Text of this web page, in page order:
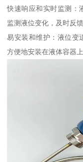
快速响应和实时监测：
监测液位变化，及时反
易安装和维护：液位变
方便地安装在液体容器